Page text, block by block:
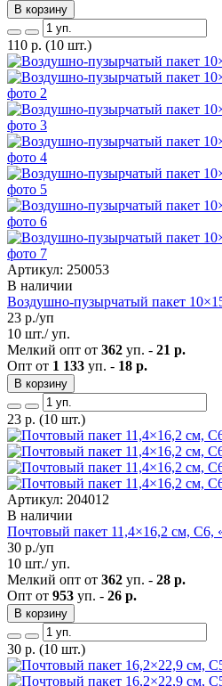
В корзину
110 р. (10 шт.)
Артикул: 250053
В наличии
Воздушно-пузырчатый пакет
23 р./уп
10 шт./ уп.
Мелкий опт от 362 уп. - 21 р.
Опт от 1 133 уп. - 18 р.
В корзину
23 р. (10 шт.)
Артикул: 204012
В наличии
Почтовый пакет 11,4×16,2 см, C6,
30 р./уп
10 шт./ уп.
Мелкий опт от 362 уп. - 28 р.
Опт от 953 уп. - 26 р.
В корзину
30 р. (10 шт.)